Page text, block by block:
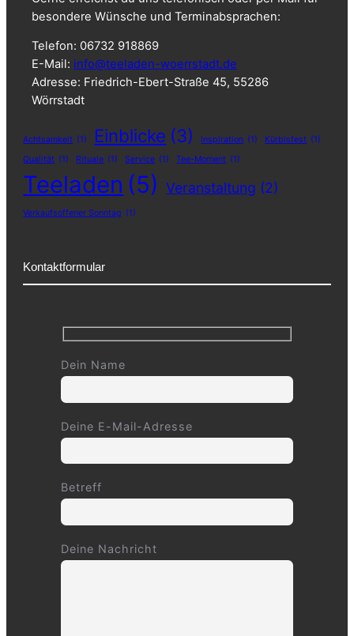
besondere Wünsche und Terminabsprachen:
Telefon: 06732 918869
E-Mail: info@teeladen-woerrstadt.de
Adresse: Friedrich-Ebert-Straße 45, 55286
Wörrstadt
Achtsamkeit (1) Einblicke (3) Inspiration (1) Kürbisfest (1)
Qualität (1) Rituale (1) Service (1) Tee-Moment (1)
Teeladen (5) Veranstaltung (2)
Verkaufsoffener Sonntag (1)
Kontaktformular
Dein Name
Deine E-Mail-Adresse
Betreff
Deine Nachricht